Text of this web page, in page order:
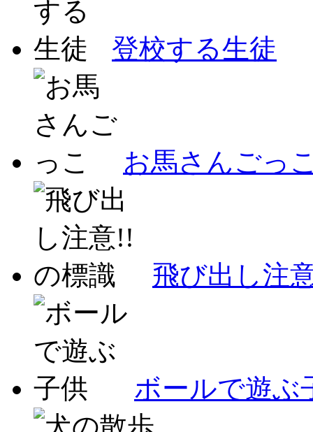
登校する生徒
お馬さんごっ
飛び出し注
ボールで遊ぶ